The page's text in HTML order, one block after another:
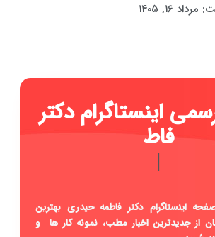
مرداد ۱۶, ۱۴۰۵
رسمی اینس|
اینستاگرام دکتر فاطمه حیدری بهترین
از جدیدترین اخبار مطب، نمونه کار ها و